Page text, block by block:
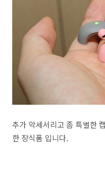
추가 악세서리고 좀 특별한
한 장식품 입니다.